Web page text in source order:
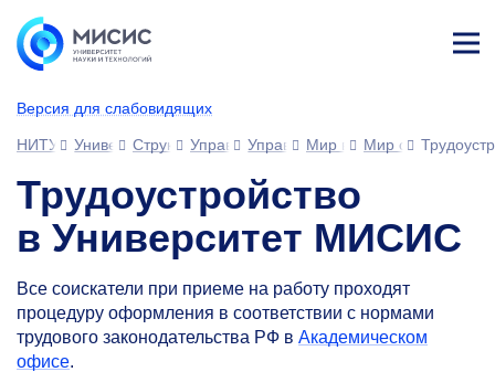
Версия для слабовидящих
ине
НИТУ МИСИСУниверситетСтруктура университета
УправленияУправление развития
Мир возможностей
Мир сотрудника
Трудоустройство
в Университет МИСИС
Все соискатели при приеме на работу проходят
процедуру оформления в соответствии с нормами
трудового законодательства РФ в Академическом
офисе.